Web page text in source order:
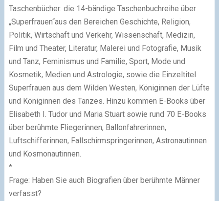
Taschenbücher: die 14-bändige Taschenbuchreihe über
„Superfrauen“aus den Bereichen Geschichte, Religion,
Politik, Wirtschaft und Verkehr, Wissenschaft, Medizin,
Film und Theater, Literatur, Malerei und Fotografie, Musik
und Tanz, Feminismus und Familie, Sport, Mode und
Kosmetik, Medien und Astrologie, sowie die Einzeltitel
Superfrauen aus dem Wilden Westen, Königinnen der Lüfte
und Königinnen des Tanzes. Hinzu kommen E-Books über
Elisabeth I. Tudor und Maria Stuart sowie rund 70 E-Books
über berühmte Fliegerinnen, Ballonfahrerinnen,
Luftschifferinnen, Fallschirmspringerinnen, Astronautinnen
und Kosmonautinnen.
*
Frage: Haben Sie auch Biografien über berühmte Männer
verfasst?